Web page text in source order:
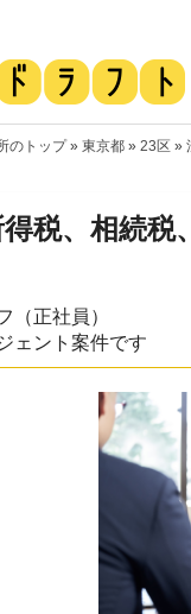
のトップ» 東京都 » 23区 »
税、相続税
（正社員）
ェント案件です